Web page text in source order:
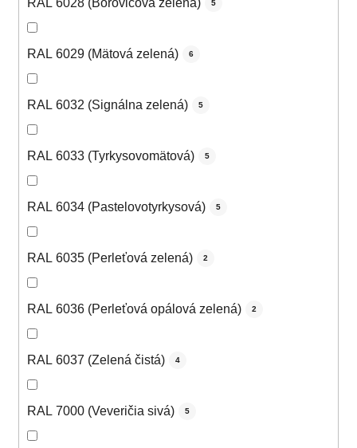
RAL 6028 (Borovicová zelená) 5
RAL 6029 (Mätová zelená) 6
RAL 6032 (Signálna zelená) 5
RAL 6033 (Tyrkysovomätová) 5
RAL 6034 (Pastelovotyrkysová) 5
RAL 6035 (Perleťová zelená) 2
RAL 6036 (Perleťová opálová zelená) 2
RAL 6037 (Zelená čistá) 4
RAL 7000 (Veveričia sivá) 5